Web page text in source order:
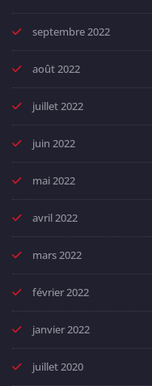
septembre 2022
août 2022
juillet 2022
juin 2022
mai 2022
avril 2022
mars 2022
février 2022
janvier 2022
juillet 2020